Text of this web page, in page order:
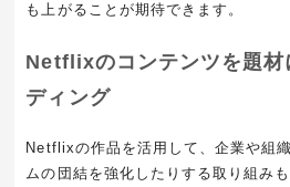
も上がることが期待できます。
Netflixのコンテンツを題材
ディング
Netflixの作品を活用して、企業や組
ムの団結を強化したりする取り組み